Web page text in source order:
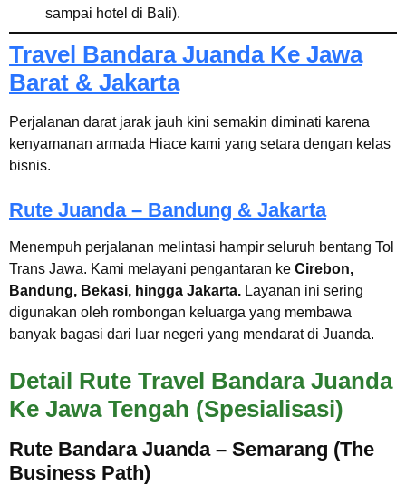
sampai hotel di Bali).
Travel Bandara Juanda Ke Jawa
Barat & Jakarta
Perjalanan darat jarak jauh kini semakin diminati karena
kenyamanan armada Hiace kami yang setara dengan kelas
bisnis.
Rute Juanda – Bandung & Jakarta
Menempuh perjalanan melintasi hampir seluruh bentang Tol
Trans Jawa. Kami melayani pengantaran ke Cirebon,
Bandung, Bekasi, hingga Jakarta. Layanan ini sering
digunakan oleh rombongan keluarga yang membawa
banyak bagasi dari luar negeri yang mendarat di Juanda.
Detail Rute Travel Bandara Juanda
Ke Jawa Tengah (Spesialisasi)
Rute Bandara Juanda – Semarang (The
Business Path)